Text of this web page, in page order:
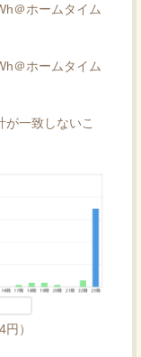
＠ホームタイム
＠ホームタイム
一致しないこ
）